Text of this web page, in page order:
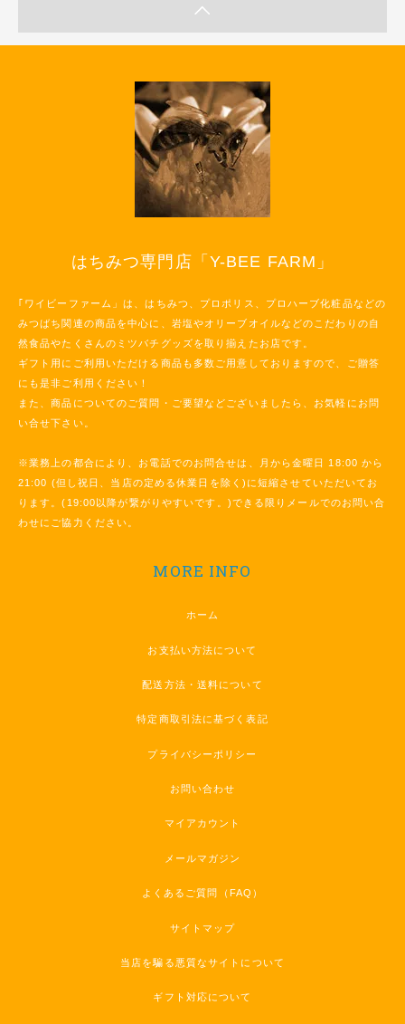
はちみつ専門店「Y-BEE FARM」
｢ワイビーファーム」は、はちみつ、プロポリス、プロハーブ化粧品などの
みつばち関連の商品を中心に、岩塩やオリーブオイルなどのこだわりの自
然食品やたくさんのミツバチグッズを取り揃えたお店です。
ギフト用にご利用いただける商品も多数ご用意しておりますので、ご贈答
にも是非ご利用ください！
また、商品についてのご質問・ご要望などございましたら、お気軽にお問
い合せ下さい。
※業務上の都合により、お電話でのお問合せは、月から金曜日 18:00 から
21:00 (但し祝日、当店の定める休業日を除く)に短縮させていただいてお
ります。(19:00以降が繋がりやすいです。)できる限りメールでのお問い合
わせにご協力ください。
MORE INFO
ホーム
お支払い方法について
配送方法・送料について
特定商取引法に基づく表記
プライバシーポリシー
お問い合わせ
マイアカウント
メールマガジン
よくあるご質問（FAQ）
サイトマップ
当店を騙る悪質なサイトについて
ギフト対応について